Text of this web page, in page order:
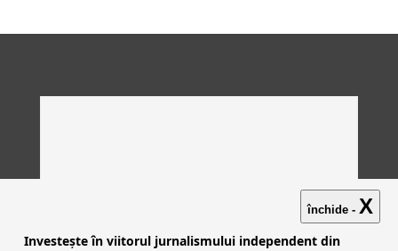
închide - X
Investește în viitorul jurnalismului independent din